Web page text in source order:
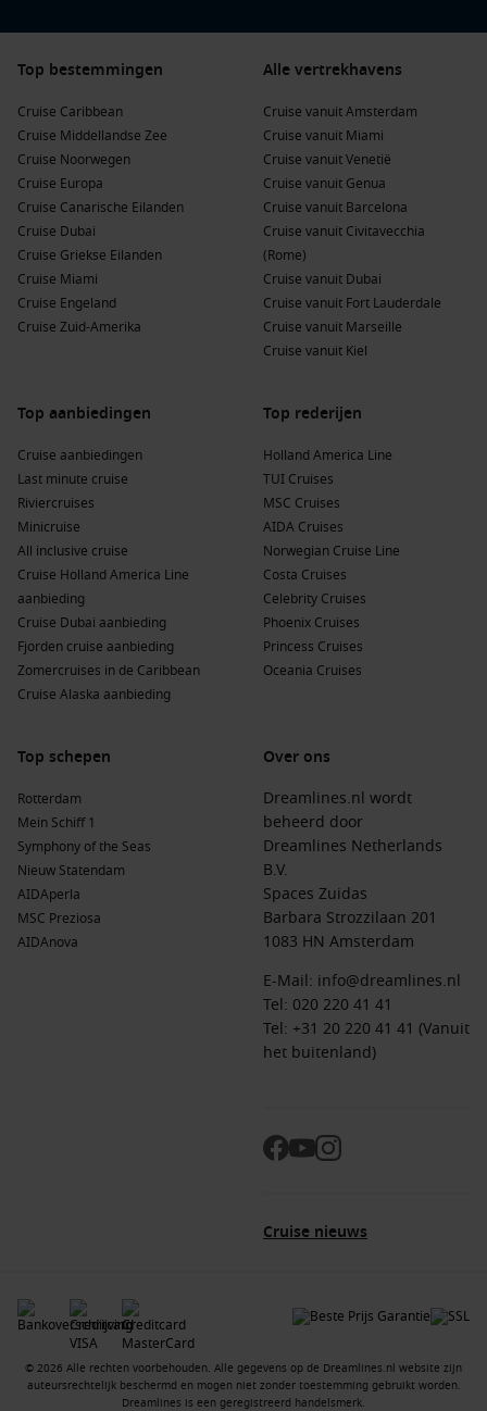
Neem vandaag nog contact op met onze cruisespecialisten
voor een persoonlijk advies en exclusieve aanbiedingen voor
jouw Noorse Fjorden-avontuur.
Top bestemmingen
Cruise Caribbean
Cruise Middellandse Zee
Cruise Noorwegen
Cruise Europa
Cruise Canarische Eilanden
Cruise Dubai
Cruise Griekse Eilanden
Cruise Miami
Cruise Engeland
Cruise Zuid-Amerika
Alle vertrekhavens
Cruise vanuit Amsterdam
Cruise vanuit Miami
Cruise vanuit Venetië
Cruise vanuit Genua
Cruise vanuit Barcelona
Cruise vanuit Civitavecchia
(Rome)
Cruise vanuit Dubai
Cruise vanuit Fort Lauderdale
Cruise vanuit Marseille
Cruise vanuit Kiel
Top aanbiedingen
Cruise aanbiedingen
Last minute cruise
Riviercruises
Minicruise
All inclusive cruise
Cruise Holland America Line
aanbieding
Cruise Dubai aanbieding
Fjorden cruise aanbieding
Zomercruises in de Caribbean
Cruise Alaska aanbieding
Top rederijen
Holland America Line
TUI Cruises
MSC Cruises
AIDA Cruises
Norwegian Cruise Line
Costa Cruises
Celebrity Cruises
Phoenix Cruises
Princess Cruises
Oceania Cruises
Top schepen
Rotterdam
Mein Schiff 1
Symphony of the Seas
Nieuw Statendam
AIDAperla
MSC Preziosa
AIDAnova
Over ons
Dreamlines.nl wordt
beheerd door
Dreamlines Netherlands
B.V.
Spaces Zuidas
Barbara Strozzilaan 201
1083 HN Amsterdam
E-Mail: info@dreamlines.nl
Tel: 020 220 41 41
Tel: +31 20 220 41 41 (Vanuit
het buitenland)
Cruise nieuws
© 2026 Alle rechten voorbehouden. Alle gegevens op de Dreamlines.nl website zijn
auteursrechtelijk beschermd en mogen niet zonder toestemming gebruikt worden.
Dreamlines is een geregistreerd handelsmerk.